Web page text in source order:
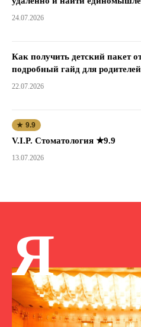
24.07.2026
Как получить детский пакет
подробный гайд для родителей
22.07.2026
★ 9.9
V.I.P. Стоматология ★9.9
13.07.2026
Я